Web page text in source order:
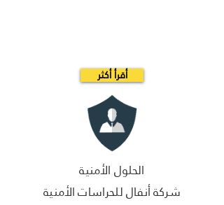
أقرأ أكثر
الحلول الأمنية
شركة أنفال للحراسات الأمنية